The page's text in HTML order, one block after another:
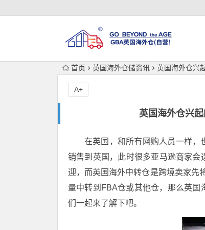
首页 英国海外仓储资讯 英国海外仓兴
英国海外仓兴
A+
在英国，和所有网购人员一样，
销售到英国，此时很多亚马逊商家
迎，而英国海外中转仓是跨境卖家先
量中转到FBA仓或其他仓，那么英
们一起来了解下吧。